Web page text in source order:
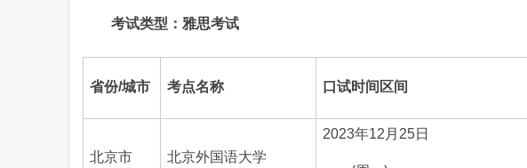
考试类型：雅思考试
省份/城市 考点名称 口试时间区间
北京市 北京外国语大学
2023年12月25日